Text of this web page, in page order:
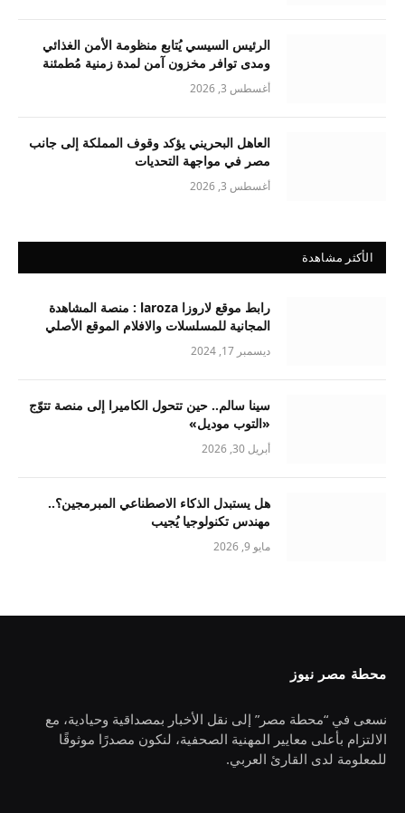
الرئيس السيسي يُتابع منظومة الأمن الغذائي
ومدى توافر مخزون آمن لمدة زمنية مُطمئنة
أغسطس 3, 2026
العاهل البحريني يؤكد وقوف المملكة إلى جانب
مصر في مواجهة التحديات
أغسطس 3, 2026
الأكثر مشاهدة
رابط موقع لاروزا laroza : منصة المشاهدة
المجانية للمسلسلات والافلام الموقع الأصلي
ديسمبر 17, 2024
سينا سالم.. حين تتحول الكاميرا إلى منصة تتوّج
«التوب موديل»
أبريل 30, 2026
هل يستبدل الذكاء الاصطناعي المبرمجين؟..
مهندس تكنولوجيا يُجيب
مايو 9, 2026
محطة مصر نيوز
نسعى في “محطة مصر” إلى نقل الأخبار بمصداقية وحيادية، مع
الالتزام بأعلى معايير المهنية الصحفية، لنكون مصدرًا موثوقًا
للمعلومة لدى القارئ العربي.